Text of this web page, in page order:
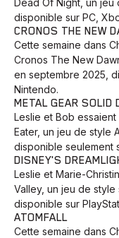
Dead Of Night, un jeu
disponible sur PC,
CRONOS THE NEW
Cette semaine dans
Cronos The New
en septembre 2025,
Nintendo.
METAL GEAR SOLID
Leslie et Bob
Eater, un jeu de style
disponible seulement
DISNEY'S
Leslie et Marie-
Valley, un jeu de style
disponible sur
ATOMFALL
Cette semaine dans